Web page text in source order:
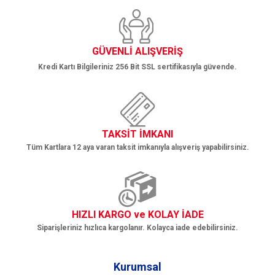
Gönder
GÜVENLİ ALIŞVERİŞ
Kredi Kartı Bilgileriniz 256 Bit SSL sertifikasıyla güvende.
TAKSİT İMKANI
Tüm Kartlara 12 aya varan taksit imkanıyla alışveriş yapabilirsiniz.
HIZLI KARGO ve KOLAY İADE
Siparişleriniz hızlıca kargolanır. Kolayca iade edebilirsiniz.
Kurumsal